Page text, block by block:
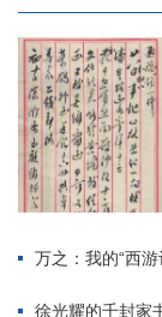
万之：我的“西游
徐光耀的千封家